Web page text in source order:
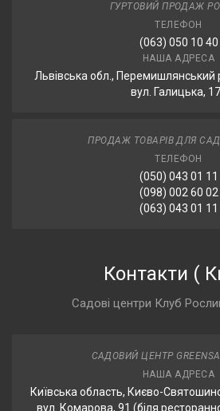
ГУРТОВИЙ ПРОДАЖ
ТЕЛЕФОН
(063) 050 10 40
НАША АДРЕСА
Львівська обл., Перемишлянський
вул. Галицька,
ПРОДАЖ ТОВАРІВ ДЛЯ
ТЕЛЕФОН
(050) 043 01 11
(098) 002 60 02
(063) 043 01 11
Контакти (
Садові центри Клуб
САДОВИЙ ЦЕНТР
НАША АДРЕСА
Київська область, Києво-
вул. Комарова, 91 (біля